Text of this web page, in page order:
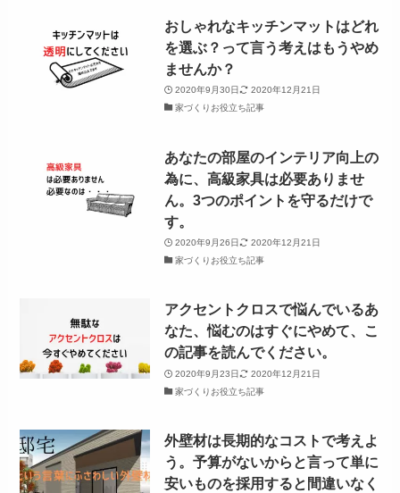
おしゃれなキッチンマットはどれ
を選ぶ？って言う考えはもうやめ
ませんか？
2020年9月30日
2020年12月21日
家づくりお役立ち記事
あなたの部屋のインテリア向上の
為に、高級家具は必要ありませ
ん。3つのポイントを守るだけで
す。
2020年9月26日
2020年12月21日
家づくりお役立ち記事
アクセントクロスで悩んでいるあ
なた、悩むのはすぐにやめて、こ
の記事を読んでください。
2020年9月23日
2020年12月21日
家づくりお役立ち記事
外壁材は長期的なコストで考えよ
う。予算がないからと言って単に
安いものを採用すると間違いなく